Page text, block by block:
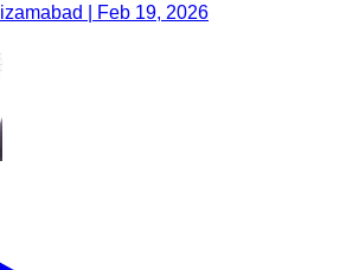
| Feb 19, 2026